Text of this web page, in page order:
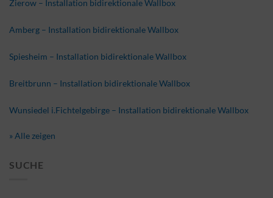
Zierow – Installation bidirektionale Wallbox
Amberg – Installation bidirektionale Wallbox
Spiesheim – Installation bidirektionale Wallbox
Breitbrunn – Installation bidirektionale Wallbox
Wunsiedel i.Fichtelgebirge – Installation bidirektionale Wallbox
» Alle zeigen
SUCHE